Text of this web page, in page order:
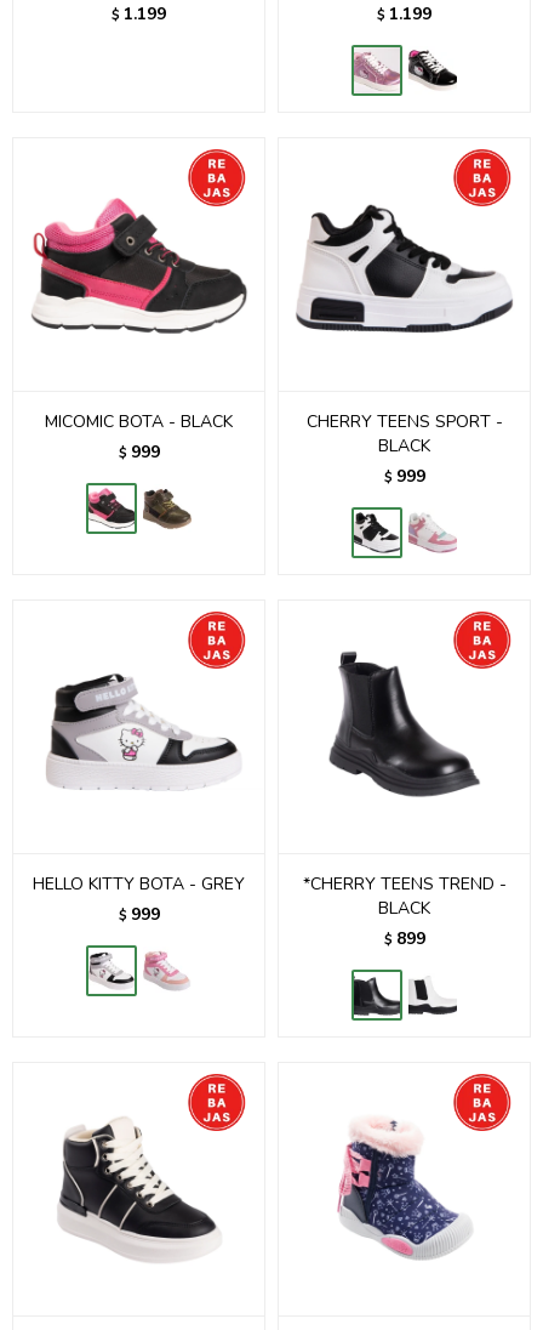
$ 1.199 $ 1.199
MICOMIC BOTA - BLACK
$ 999
CHERRY TEENS SPORT -
BLACK
$ 999
HELLO KITTY BOTA - GREY
$ 999
*CHERRY TEENS TREND -
BLACK
$ 899